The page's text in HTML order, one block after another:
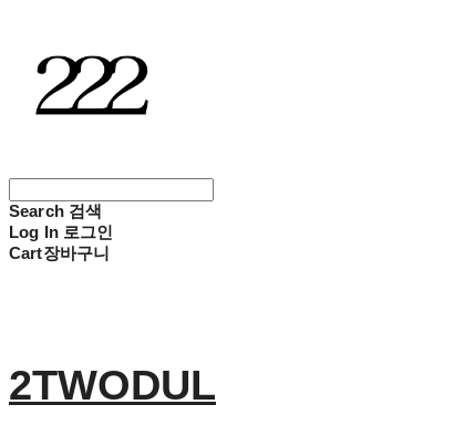
Search 검색
Log In 로그인
Cart장바구니
2TWODUL